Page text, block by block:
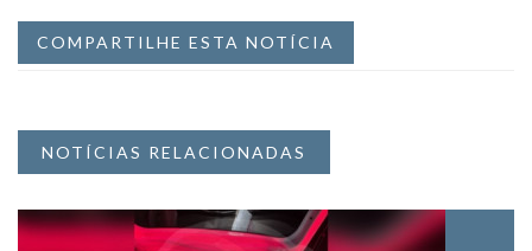
COMPARTILHE ESTA NOTÍCIA
NOTÍCIAS RELACIONADAS